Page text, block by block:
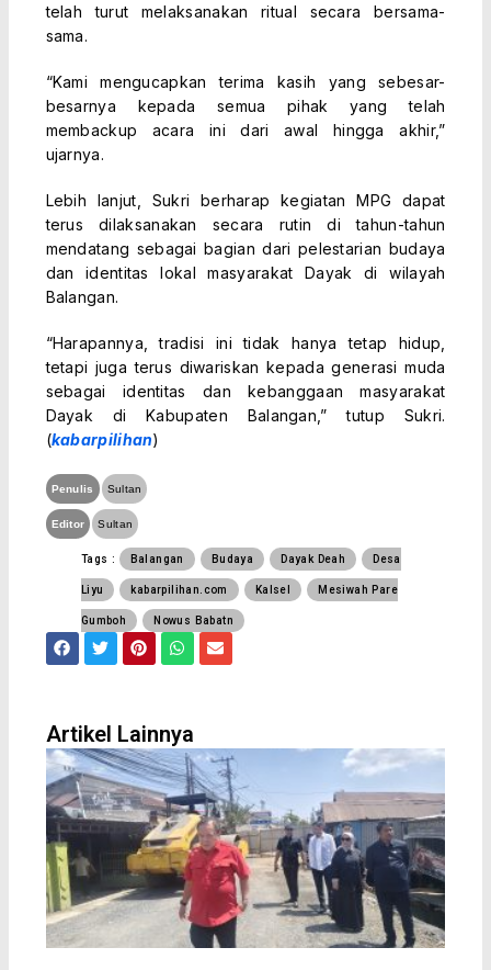
telah turut melaksanakan ritual secara bersama-
sama.
“Kami mengucapkan terima kasih yang sebesar-
besarnya kepada semua pihak yang telah
membackup acara ini dari awal hingga akhir,”
ujarnya.
Lebih lanjut, Sukri berharap kegiatan MPG dapat
terus dilaksanakan secara rutin di tahun-tahun
mendatang sebagai bagian dari pelestarian budaya
dan identitas lokal masyarakat Dayak di wilayah
Balangan.
“Harapannya, tradisi ini tidak hanya tetap hidup,
tetapi juga terus diwariskan kepada generasi muda
sebagai identitas dan kebanggaan masyarakat
Dayak di Kabupaten Balangan,” tutup Sukri.
(kabarpilihan)
Penulis Sultan
Editor Sultan
Tags : Balangan Budaya Dayak Deah Desa
Liyu kabarpilihan.com Kalsel Mesiwah Pare
Gumboh Nowus Babatn
F
a
o
o
k
T
w
e
r
P
i
r
e
s
t
W
h
a
p
p
E
n
e
Artikel Lainnya